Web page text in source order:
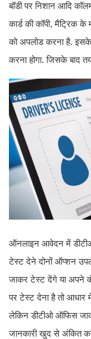
बॉडी पर निशान आदि
कार्ड की कॉपी, मैट्रिक के
को अपलोड करना है.
करना होगा. जिसके बाद
ऑनलाइन आवेदन में
टेस्ट देने दोनों ऑप्शन
जाकर टेस्ट देंगे या अपने
पर टेस्ट देना है तो आधार
लेकिन डीटीओ ऑफिस
जानकारी खुद से अंकित